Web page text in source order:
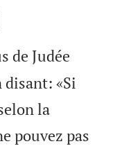
de Judée
«Si
la
pouvez pas